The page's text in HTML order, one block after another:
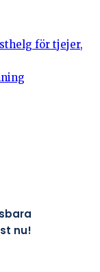
för tjejer,
nu!